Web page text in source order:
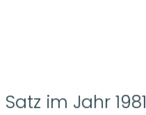
im Jahr 1981